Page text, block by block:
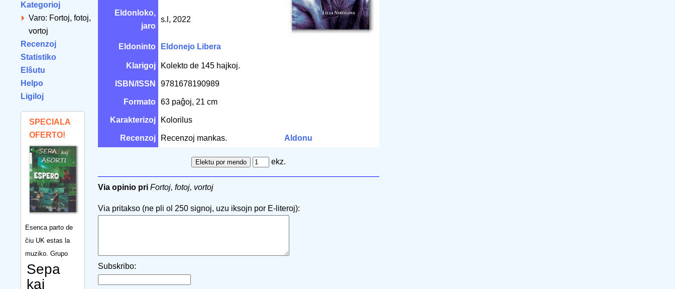
Kategorioj
Varo: Fortoj, fotoj,
vortoj
Recenzoj
Statistiko
Elŝutu
Helpo
Ligiloj
SPECIALA
OFERTO!
Esenca parto de
ĉiu UK estas la
muziko. Grupo
Sepa
kaj
Eldonloko,
jaro
s.l, 2022
Eldoninto Eldonejo Libera
Klarigoj Kolekto de 145 hajkoj.
ISBN/ISSN 9781678190989
Formato 63 paĝoj, 21 cm
Karakterizoj Kolorilus
Recenzoj Recenzoj mankas. Aldonu
ekz.
Via opinio pri Fortoj, fotoj, vortoj
Via pritakso (ne pli ol 250 signoj, uzu iksojn por E-literoj):
Subskribo: